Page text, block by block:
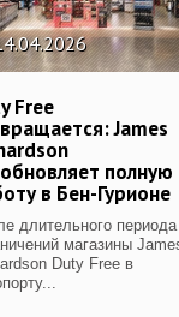
Free
James
полную
в Бен-Гурионе
длительного периода
магазины
Duty Free в